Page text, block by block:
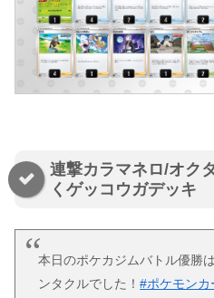
連撃カラマネロ/オク
くゲッコウガデッキ
本日のポケカジムバトル優勝
ンタクルでした！#ポケモンカ